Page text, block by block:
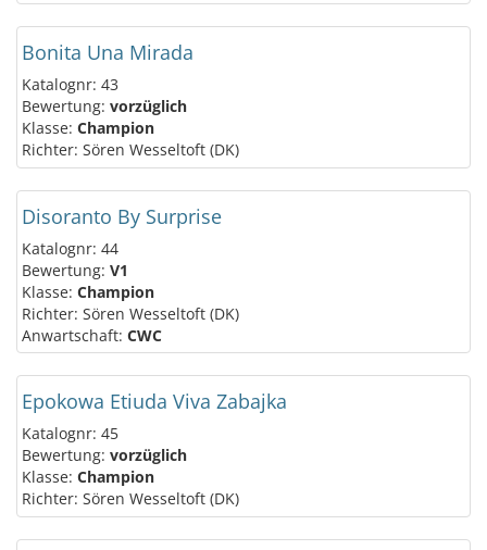
Bonita Una Mirada
Katalognr: 43
Bewertung: vorzüglich
Klasse: Champion
Richter: Sören Wesseltoft (DK)
Disoranto By Surprise
Katalognr: 44
Bewertung: V1
Klasse: Champion
Richter: Sören Wesseltoft (DK)
Anwartschaft: CWC
Epokowa Etiuda Viva Zabajka
Katalognr: 45
Bewertung: vorzüglich
Klasse: Champion
Richter: Sören Wesseltoft (DK)